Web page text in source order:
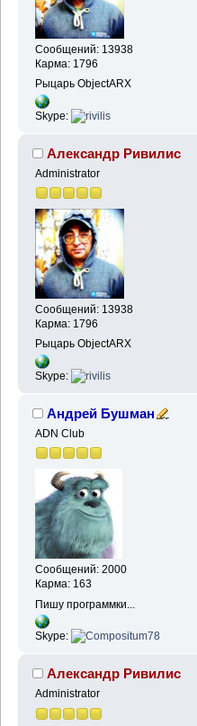
Сообщений: 13938
Карма: 1796
Рыцарь ObjectARX
Skype:
Александр Ривилис
Administrator
Сообщений: 13938
Карма: 1796
Рыцарь ObjectARX
Skype:
Андрей Бушман
ADN Club
Сообщений: 2000
Карма: 163
Пишу программки...
Skype:
Александр Ривилис
Administrator